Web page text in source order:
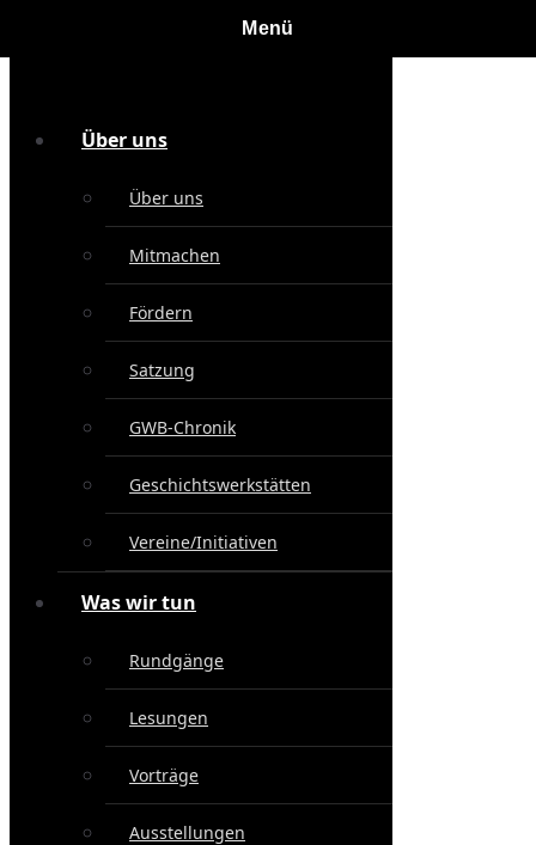
Über uns
Über uns
Mitmachen
Fördern
Satzung
GWB-Chronik
Geschichtswerkstätten
Vereine/Initiativen
Was wir tun
Rundgänge
Lesungen
Vorträge
Ausstellungen